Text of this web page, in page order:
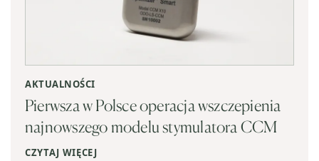
AKTUALNOŚCI
Pierwsza w Polsce operacja wszczepienia
najnowszego modelu stymulatora CCM
CZYTAJ WIĘCEJ